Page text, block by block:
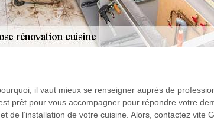
il vaut mieux se renseigner auprès de
prêt pour vous accompagner pour répondre votre
l’installation de votre cuisine. Alors, contactez vite